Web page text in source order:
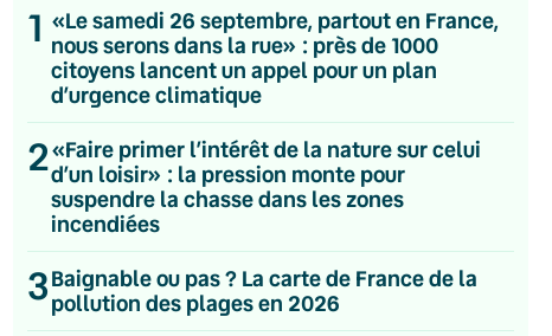
1 «Le samedi 26 septembre, partout en France,
nous serons dans la rue» : près de 1000
citoyens lancent un appel pour un plan
d’urgence climatique
2«Faire primer l’intérêt de la nature sur celui
d’un loisir» : la pression monte pour
suspendre la chasse dans les zones
incendiées
3Baignable ou pas ? La carte de France de la
pollution des plages en 2026